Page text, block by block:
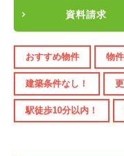
資料請求
おすすめ物件 物
建築条件なし！
駅徒歩10分以内！